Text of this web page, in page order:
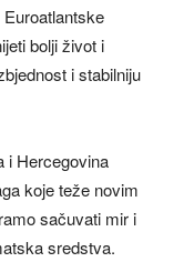
bolji život i
i stabilniju
i Hercegovina
koje teže novim
sačuvati mir i
sredstva.